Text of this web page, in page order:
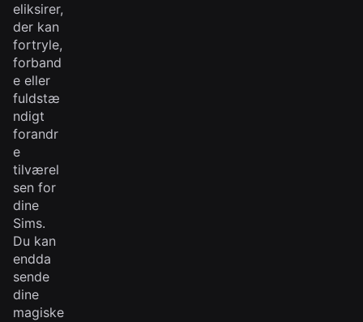
eliksirer,
der kan
fortryle,
forband
e eller
fuldstæ
ndigt
forandr
e
tilværel
sen for
dine
Sims.
Du kan
endda
sende
dine
magiske